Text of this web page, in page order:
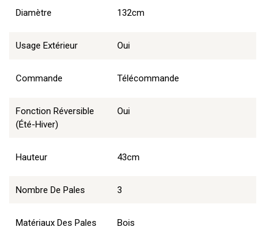
Diamètre 132cm
Usage Extérieur Oui
Commande Télécommande
Fonction Réversible
(été-Hiver)
Oui
Hauteur 43cm
Nombre De Pales 3
Matériaux Des Pales Bois